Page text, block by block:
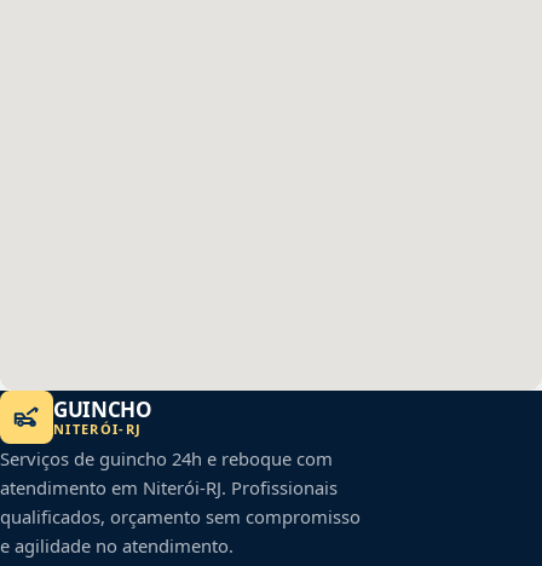
GUINCHO
NITERÓI- RJ
Serviços de guincho 24h e reboque com
atendimento em Niterói-RJ. Profissionais
qualificados, orçamento sem compromisso
e agilidade no atendimento.